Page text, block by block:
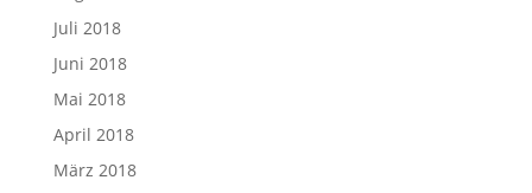
Juli 2018
Juni 2018
Mai 2018
April 2018
März 2018